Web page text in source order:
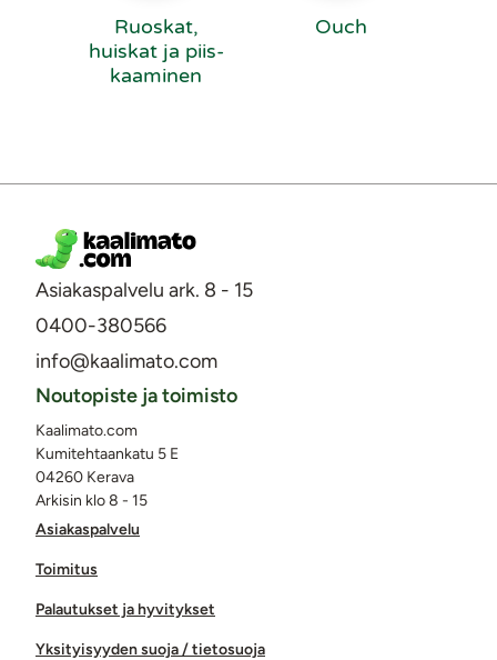
Ruoskat,
huiskat ja piis­
kaa­mi­nen
Ouch
Asiakaspalvelu ark. 8 - 15
0400-380566
info@kaalimato.com
Asiakaspalvelu
Toimitus
Palautukset ja hyvitykset
Yksityisyyden suoja / tietosuoja
Noutopiste ja toimisto
Kaalimato.com
Kumitehtaankatu 5 E
04260 Kerava
Arkisin klo 8 - 15